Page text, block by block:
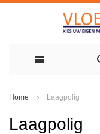
de
Home Laagpolig
Laagpolig